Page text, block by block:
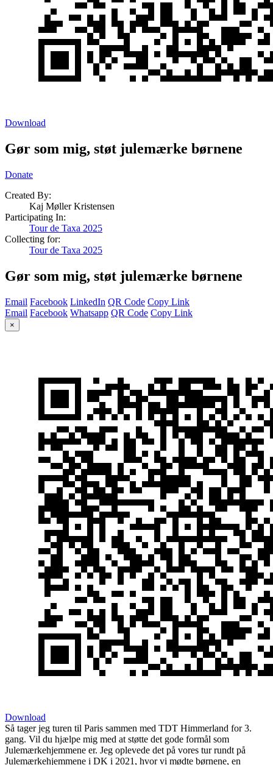
Download
Gør som mig, støt julemærke børnene
Donate
Created By:
Kaj Møller Kristensen
Participating In:
Tour de Taxa 2025
Collecting for:
Tour de Taxa 2025
Gør som mig, støt julemærke børnene
Email Facebook LinkedIn QR Code Copy Link
Email Facebook Whatsapp QR Code Copy Link
×
Download
Så tager jeg turen til Paris sammen med TDT Himmerland for 3.
gang. Vil du hjælpe mig med at støtte det gode formål som
Julemærkehjemmene er. Jeg oplevede det på vores tur rundt på
Julemærkehjemmene i DK i 2021, hvor vi mødte børnene, en